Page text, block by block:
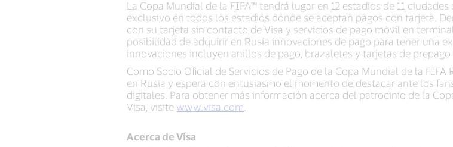
La Copa Mundial de la FIFA™ tendrá lugar en 12 estadios de 11
exclusivo en todos los estadios donde se aceptan pagos con tarjeta.
con su tarjeta sin contacto de Visa y servicios de pago móvil en
posibilidad de adquirir en Rusia innovaciones de pago para tener una
innovaciones incluyen anillos de pago, brazaletes y tarjetas de
Como Socio Oficial de Servicios de Pago de la Copa Mundial de la
en Rusia y espera con entusiasmo el momento de destacar ante los
digitales. Para obtener más información acerca del patrocinio de la
Visa, visite www.visa.com
Acerca de Visa